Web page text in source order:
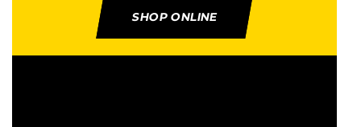
SHOP ONLINE